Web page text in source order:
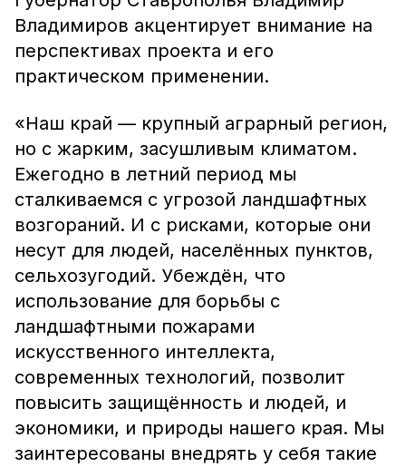
Владимиров акцентирует внимание на
перспективах проекта и его
практическом применении.
«Наш край — крупный аграрный регион,
но с жарким, засушливым климатом.
Ежегодно в летний период мы
сталкиваемся с угрозой ландшафтных
возгораний. И с рисками, которые они
несут для людей, населённых пунктов,
сельхозугодий. Убеждён, что
использование для борьбы с
ландшафтными пожарами
искусственного интеллекта,
современных технологий, позволит
повысить защищённость и людей, и
экономики, и природы нашего края. Мы
заинтересованы внедрять у себя такие